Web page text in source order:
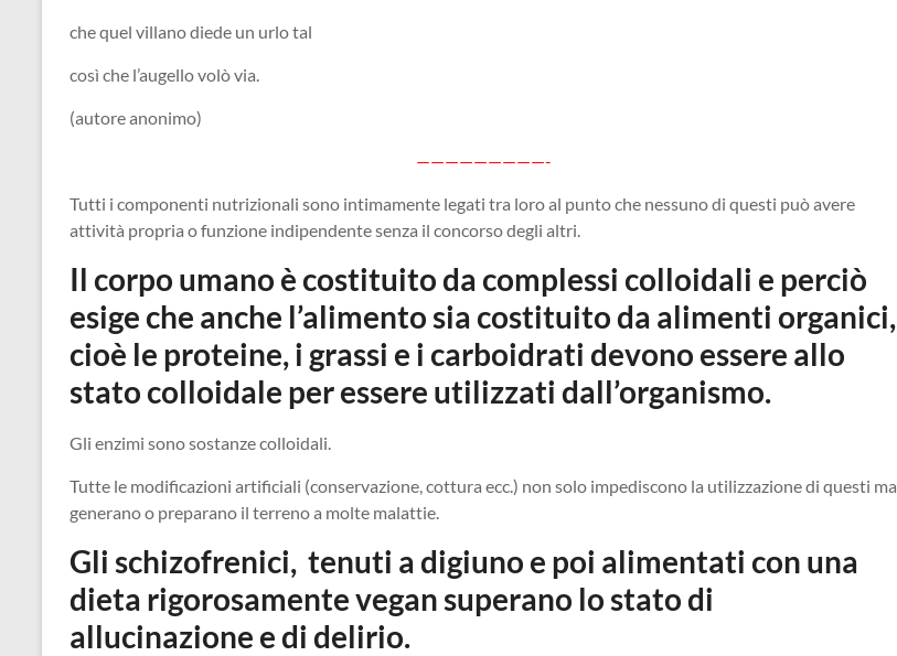
che quel villano diede un urlo tal
così che l’augello volò via.
(autore anonimo)
—————————-
Tutti i componenti nutrizionali sono intimamente legati tra loro al punto che nessuno di questi può avere
attività propria o funzione indipendente senza il concorso degli altri.
Il corpo umano è costituito da complessi colloidali e perciò
esige che anche l’alimento sia costituito da alimenti organici,
cioè le proteine, i grassi e i carboidrati devono essere allo
stato colloidale per essere utilizzati dall’organismo.
Gli enzimi sono sostanze colloidali.
Tutte le modificazioni artificiali (conservazione, cottura ecc.) non solo impediscono la utilizzazione di questi ma
generano o preparano il terreno a molte malattie.
Gli schizofrenici, tenuti a digiuno e poi alimentati con una
dieta rigorosamente vegan superano lo stato di
allucinazione e di delirio.